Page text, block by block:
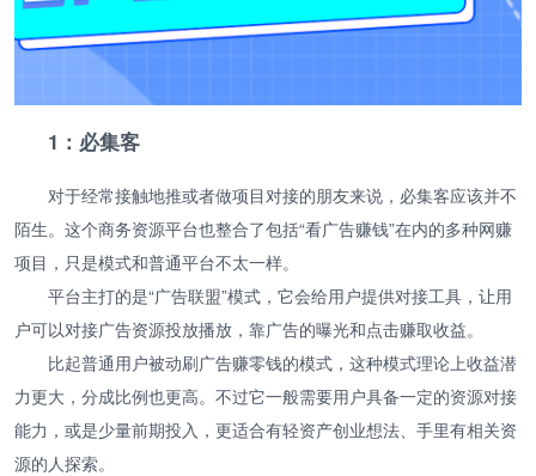
1：必集客
对于经常接触地推或者做项目对接的朋友来说，必集客应该并不
陌生。这个商务资源平台也整合了包括“看广告赚钱”在内的多种网赚
项目，只是模式和普通平台不太一样。
平台主打的是“广告联盟”模式，它会给用户提供对接工具，让用
户可以对接广告资源投放播放，靠广告的曝光和点击赚取收益。
比起普通用户被动刷广告赚零钱的模式，这种模式理论上收益潜
力更大，分成比例也更高。不过它一般需要用户具备一定的资源对接
能力，或是少量前期投入，更适合有轻资产创业想法、手里有相关资
源的人探索。